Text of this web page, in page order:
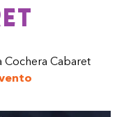
Cochera Cabaret